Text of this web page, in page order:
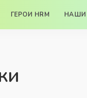
ГЕРОИ HRM НАШИ